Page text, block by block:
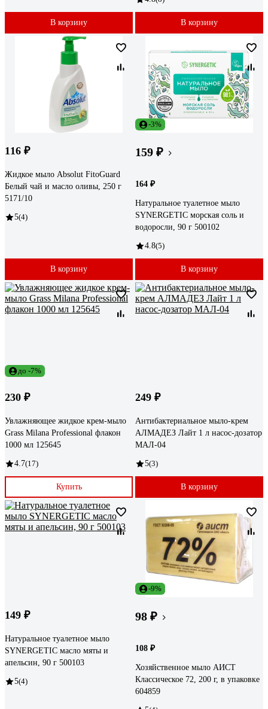
В корзину В корзину
116 ₽
Жидкое мыло Absolut FitoGuard
Белый чай и масло оливы, 250 г
5171/10
5(4)
В корзину
-3%
159 ₽
164 ₽
Натуральное туалетное мыло
SYNERGETIC морская соль и
водоросли, 90 г 500102
4.8(5)
В корзину
до -7%
230 ₽
Увлажняющее жидкое крем-мыло
Grass Milana Professional флакон
1000 мл 125645
4.7(17)
Купить
249 ₽
Антибактериальное мыло-крем
АЛМАДЕЗ Лайт 1 л насос-дозатор
МАЛ-04
5(3)
В корзину
149 ₽
Натуральное туалетное мыло
SYNERGETIC масло мяты и
апельсин, 90 г 500103
5(4)
-9%
98 ₽
108 ₽
Хозяйственное мыло АИСТ
Классическое 72, 200 г, в упаковке
604859